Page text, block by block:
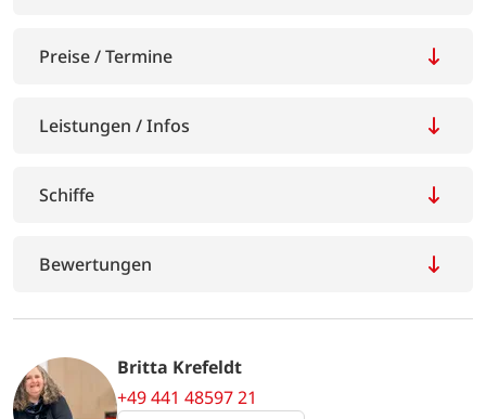
Preise / Termine
Leistungen / Infos
Schiffe
Bewertungen
Britta Krefeldt
+49 441 48597 21